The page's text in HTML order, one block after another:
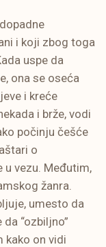
i koji zbog toga
uspe da
ona se oseća
i kreće
i brže, vodi
počinju češće
o
u vezu. Međutim,
žanra.
umesto da
“ozbiljno”
kako on vidi